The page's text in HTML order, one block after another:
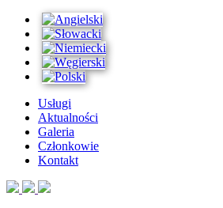
Usługi
Aktualności
Galeria
Członkowie
Kontakt